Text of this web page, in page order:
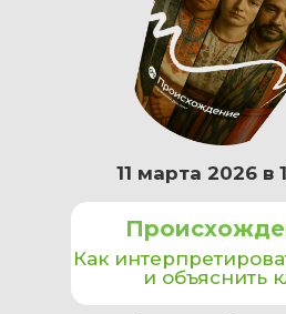
11 марта 2026 в
Как
и объяснить